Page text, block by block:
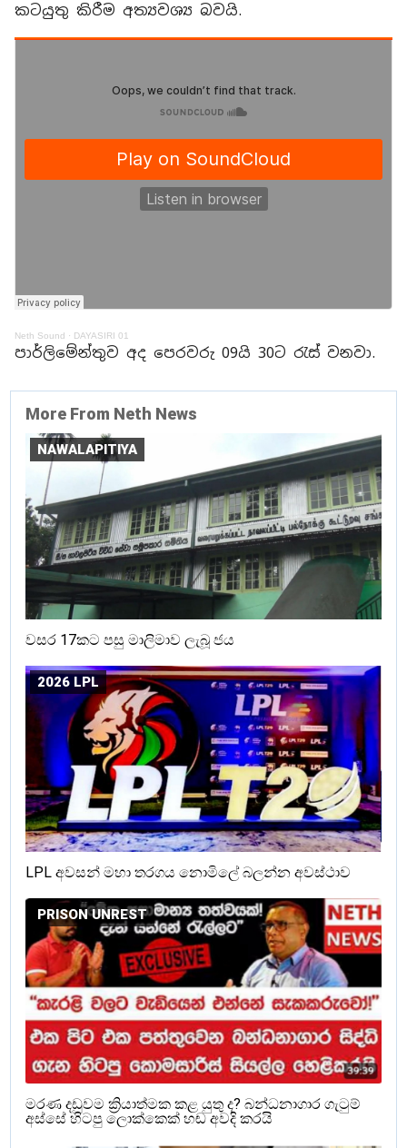
කටයුතු කිරීම අත්‍යවශ්‍ය බවයි.
Neth Sound · DAYASIRI 01
පාර්ලිමේන්තුව අද පෙරවරු 09යි 30ට රැස් වනවා.
More From Neth News
NAWALAPITIYA
වසර 17කට පසු මාලිමාව ලැබූ ජය
2026 LPL
LPL අවසන් මහා තරගය නොමිලේ බලන්න අවස්ථාව
PRISON UNREST
මරණ දඩුවම ක්‍රියාත්මක කළ යුතු ද? බන්ධනාගාර ගැටුම්
අස්සේ හිටපු ලොක්කෙක් හඬ අවදි කරයි